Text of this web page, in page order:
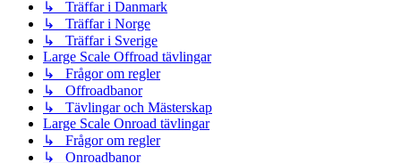
↳ Träffar i Danmark
↳ Träffar i Norge
↳ Träffar i Sverige
Large Scale Offroad tävlingar
↳ Frågor om regler
↳ Offroadbanor
↳ Tävlingar och Mästerskap
Large Scale Onroad tävlingar
↳ Frågor om regler
↳ Onroadbanor